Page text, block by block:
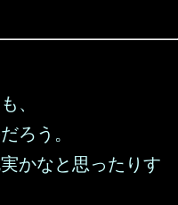
、
ろう。
かなと思ったりす